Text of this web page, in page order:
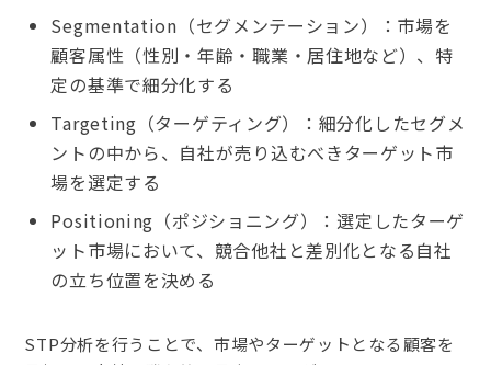
Segmentation（セグメンテーション）：市場を
顧客属性（性別・年齢・職業・居住地など）、特
定の基準で細分化する
Targeting（ターゲティング）：細分化したセグメ
ントの中から、自社が売り込むべきターゲット市
場を選定する
Positioning（ポジショニング）：選定したターゲ
ット市場において、競合他社と差別化となる自社
の立ち位置を決める
STP分析を行うことで、市場やターゲットとなる顧客を